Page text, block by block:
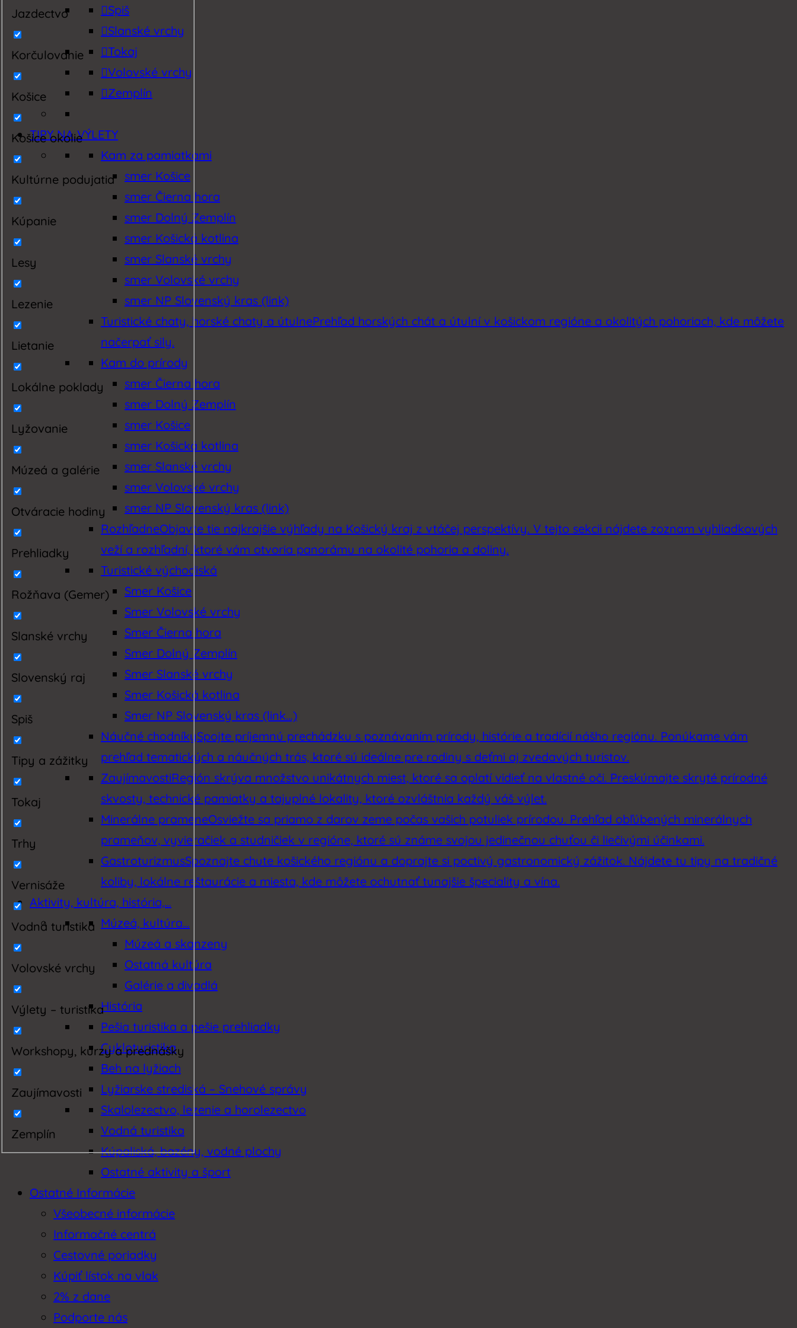
Jazdectvo
Korčulovanie
Košice
Košice okolie
Kultúrne podujatia
Kúpanie
Lesy
Lezenie
Lietanie
Lokálne poklady
Lyžovanie
Múzeá a galérie
Otváracie hodiny
Prehliadky
Rožňava (Gemer)
Slanské vrchy
Slovenský raj
Spiš
Tipy a zážitky
Tokaj
Trhy
Vernisáže
Vodná turistika
Volovské vrchy
Výlety – turistika
Workshopy, kurzy a prednášky
Zaujímavosti
Zemplín
Spiš
Slanské vrchy
Tokaj
Volovské vrchy
Zemplín
TIPY NA VÝLETY
Kam za pamiatkami
smer Košice
smer Čierna hora
smer Dolný Zemplín
smer Košická kotlina
smer Slanské vrchy
smer Volovské vrchy
smer NP Slovenský kras (link)
Turistické chaty, horské chaty a útulnePrehľad horských chát a útulní v košickom regióne a okolitých pohoriach, kde môžete
načerpať sily.
Kam do prírody
smer Čierna hora
smer Dolný Zemplín
smer Košice
smer Košická kotlina
smer Slanské vrchy
smer Volovské vrchy
smer NP Slovenský kras (link)
RozhľadneObjavte tie najkrajšie výhľady na Košický kraj z vtáčej perspektívy. V tejto sekcii nájdete zoznam vyhliadkových
veží a rozhľadní, ktoré vám otvoria panorámu na okolité pohoria a doliny.
Turistické východiská
Smer Košice
Smer Volovské vrchy
Smer Čierna hora
Smer Dolný Zemplín
Smer Slanské vrchy
Smer Košická kotlina
Smer NP Slovenský kras (link…)
Náučné chodníkySpojte príjemnú prechádzku s poznávaním prírody, histórie a tradícií nášho regiónu. Ponúkame vám
prehľad tematických a náučných trás, ktoré sú ideálne pre rodiny s deťmi aj zvedavých turistov.
ZaujímavostiRegión skrýva množstvo unikátnych miest, ktoré sa oplatí vidieť na vlastné oči. Preskúmajte skryté prírodné
skvosty, technické pamiatky a tajuplné lokality, ktoré ozvláštnia každý váš výlet.
Minerálne prameneOsviežte sa priamo z darov zeme počas vašich potuliek prírodou. Prehľad obľúbených minerálnych
prameňov, vyvieračiek a studničiek v regióne, ktoré sú známe svojou jedinečnou chuťou či liečivými účinkami.
GastroturizmusSpoznajte chute košického regiónu a doprajte si poctivý gastronomický zážitok. Nájdete tu tipy na tradičné
koliby, lokálne reštaurácie a miesta, kde môžete ochutnať tunajšie špeciality a vína.
Aktivity, kultúra, história,…
Múzeá, kultúra…
Múzeá a skanzeny
Ostatná kultúra
Galérie a divadlá
História
Pešia turistika a pešie prehliadky
Cykloturistika
Beh na lyžiach
Lyžiarske strediská – Snehové správy
Skalolezectvo, lezenie a horolezectvo
Vodná turistika
Kúpaliská, bazény, vodné plochy
Ostatné aktivity a šport
Ostatné Informácie
Všeobecné informácie
Informačné centrá
Cestovné poriadky
Kúpiť lístok na vlak
2% z dane
Podporte nás